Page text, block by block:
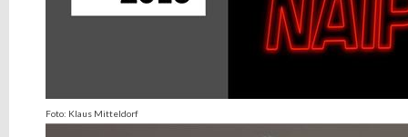
Foto: Klaus Mitteldorf